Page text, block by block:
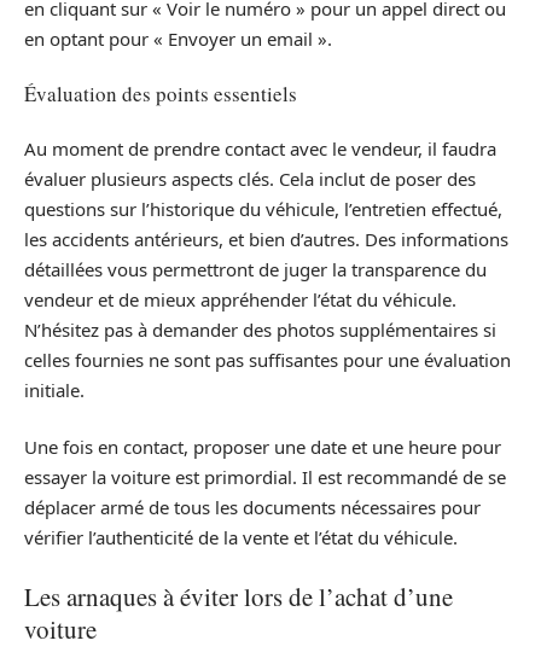
en cliquant sur « Voir le numéro » pour un appel direct ou
en optant pour « Envoyer un email ».
Évaluation des points essentiels
Au moment de prendre contact avec le vendeur, il faudra
évaluer plusieurs aspects clés. Cela inclut de poser des
questions sur l’historique du véhicule, l’entretien effectué,
les accidents antérieurs, et bien d’autres. Des informations
détaillées vous permettront de juger la transparence du
vendeur et de mieux appréhender l’état du véhicule.
N’hésitez pas à demander des photos supplémentaires si
celles fournies ne sont pas suffisantes pour une évaluation
initiale.
Une fois en contact, proposer une date et une heure pour
essayer la voiture est primordial. Il est recommandé de se
déplacer armé de tous les documents nécessaires pour
vérifier l’authenticité de la vente et l’état du véhicule.
Les arnaques à éviter lors de l’achat d’une
voiture